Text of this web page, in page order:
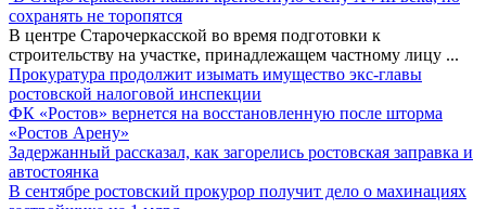
сохранять не торопятся
В центре Старочеркасской во время подготовки к
строительству на участке, принадлежащем частному лицу ...
Прокуратура продолжит изымать имущество экс-главы
ростовской налоговой инспекции
ФК «Ростов» вернется на восстановленную после шторма
«Ростов Арену»
Задержанный рассказал, как загорелись ростовская заправка и
автостоянка
В сентябре ростовский прокурор получит дело о махинациях